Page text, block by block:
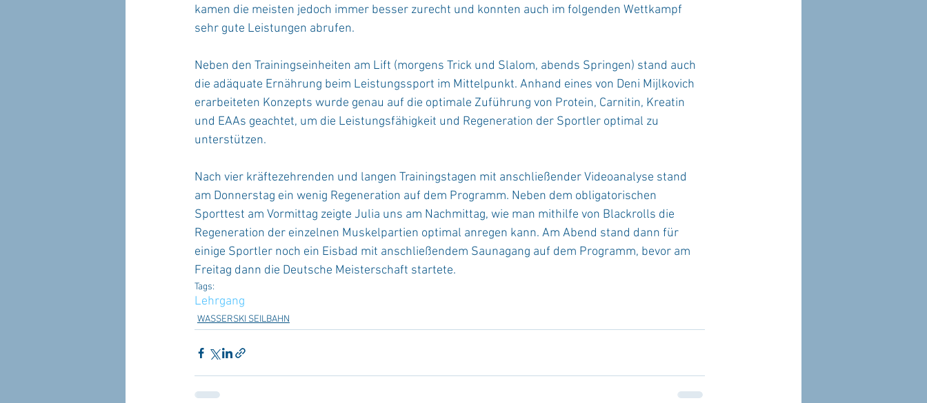
kamen die meisten jedoch immer besser zurecht und konnten auch im folgenden Wettkampf
sehr gute Leistungen abrufen.
Neben den Trainingseinheiten am Lift (morgens Trick und Slalom, abends Springen) stand auch
die adäquate Ernährung beim Leistungssport im Mittelpunkt. Anhand eines von Deni Mijlkovich
erarbeiteten Konzepts wurde genau auf die optimale Zuführung von Protein, Carnitin, Kreatin
und EAAs geachtet, um die Leistungsfähigkeit und Regeneration der Sportler optimal zu
unterstützen.
Nach vier kräftezehrenden und langen Trainingstagen mit anschließender Videoanalyse stand
am Donnerstag ein wenig Regeneration auf dem Programm. Neben dem obligatorischen
Sporttest am Vormittag zeigte Julia uns am Nachmittag, wie man mithilfe von Blackrolls die
Regeneration der einzelnen Muskelpartien optimal anregen kann. Am Abend stand dann für
einige Sportler noch ein Eisbad mit anschließendem Saunagang auf dem Programm, bevor am
Freitag dann die Deutsche Meisterschaft startete.
Tags:
Lehrgang
WASSERSKI SEILBAHN